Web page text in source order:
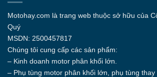
Motohay.com là trang web thuộc sở hữu của
Quý
MSDN: 2500457817
Chúng tôi cung cấp các sản phẩm:
– Kinh doanh motor phân khối lớn.
– Phụ tùng motor phân khối lớn, phụ tùng thay